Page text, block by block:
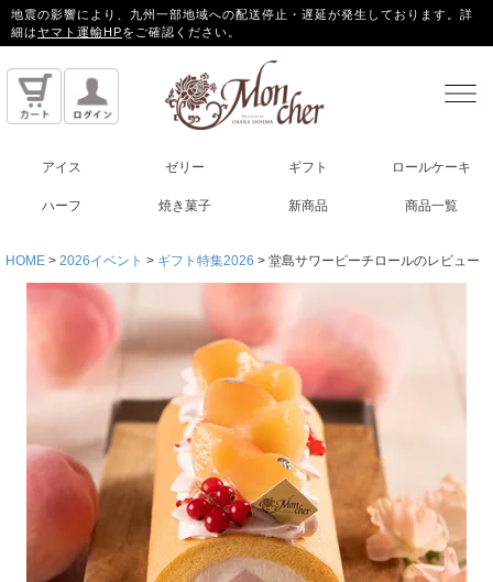
地震の影響により、九州一部地域への配送停止・遅延が発生しております。詳
細はヤマト運輸HPをご確認ください。
アイス ゼリー ギフト ロールケーキ
ハーフ 焼き菓子 新商品 商品一覧
HOME 2026イベント ギフト特集2026 堂島サワーピーチロールのレビュー